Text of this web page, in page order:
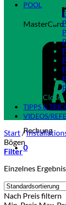
MasterCard
Rechung
0
POOL
Close
TIPPS &
VIDEOS/
Start /
Bögen
Filter
Einzelnes
Nach Preis filtern